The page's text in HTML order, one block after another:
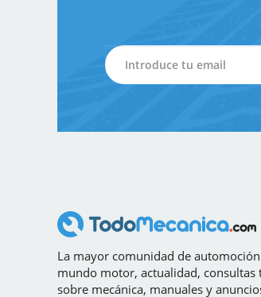
La mayor comunidad de
mundo motor, actualidad, consultas
sobre mecánica, manuales y